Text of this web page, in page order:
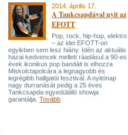
2014. április 17.
A Tankcsapdával nyit az
EFOTT
Pop, rock, hip-hop, elektro
– az idei EFOTT-on
egyikben sem lesz hiány. Idén az aktuális
hazai kedvencek mellett ráadásul a 90-es
évek ikonikus pop bandáit is elhozza
Miskolctapolcára a legnagyobb és
legrégibb hallgatói fesztivál. A nyitónap
nagy durranását pedig a 25 éves
Tankcsapda egyedülálló showja
garantálja. Tovább